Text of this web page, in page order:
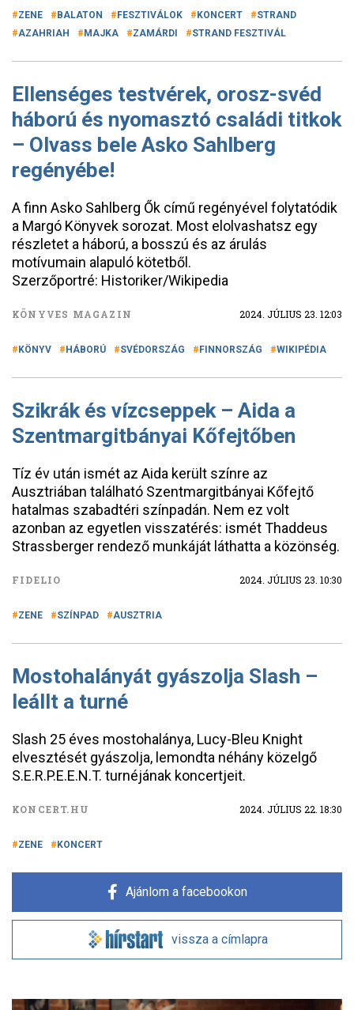
ZENE BALATON FESZTIVÁLOK KONCERT
STRAND
AZAHRIAH
MAJKA ZAMÁRDI STRAND FESZTIVÁL
Ellenséges testvérek, orosz-svéd
háború és nyomasztó családi titkok
– Olvass bele Asko Sahlberg
regényébe!
A finn Asko Sahlberg Ők című regényével folytatódik
a Margó Könyvek sorozat. Most elolvashatsz egy
részletet a háború, a bosszú és az árulás
motívumain alapuló kötetből.
Szerzőportré: Historiker/Wikipedia
KÖNYVES MAGAZIN 2024. JÚLIUS 23. 12:03
KÖNYV HÁBORÚ SVÉDORSZÁG FINNORSZÁG WIKIPÉDIA
Szikrák és vízcseppek – Aida a
Szentmargitbányai Kőfejtőben
Tíz év után ismét az Aida került színre az
Ausztriában található Szentmargitbányai Kőfejtő
hatalmas szabadtéri színpadán. Nem ez volt
azonban az egyetlen visszatérés: ismét Thaddeus
Strassberger rendező munkáját láthatta a közönség.
FIDELIO 2024. JÚLIUS 23. 10:30
ZENE SZÍNPAD AUSZTRIA
Mostohalányát gyászolja Slash –
leállt a turné
Slash 25 éves mostohalánya, Lucy-Bleu Knight
elvesztését gyászolja, lemondta néhány közelgő
S.E.R.P.E.E.N.T. turnéjának koncertjeit.
KONCERT.HU 2024. JÚLIUS 22. 18:30
ZENE KONCERT
Ajánlom a facebookon
vissza a címlapra